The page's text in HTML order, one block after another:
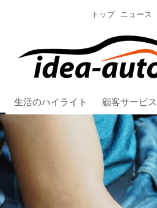
トップ ニュース
生活のハイライト 顧客サービス